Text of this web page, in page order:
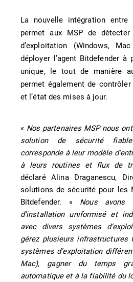
La nouvelle intégration
permet aux MSP de
d’exploitation (Windows,
déployer l’agent Bitdefender à
unique, le tout de manière
permet également de
et l’état des mises à jour.
« Nos partenaires MSP nous
solution de sécurité
corresponde à leur modèle
à leurs routines et flux de
déclaré Alina Draganescu,
solutions de sécurité pour les
Bitdefender. « Nous
d’installation uniformisé et
avec divers systèmes
gérez plusieurs infrastructures
systèmes d’exploitation
Mac), gagner du temps
automatique et à la fiabilité du